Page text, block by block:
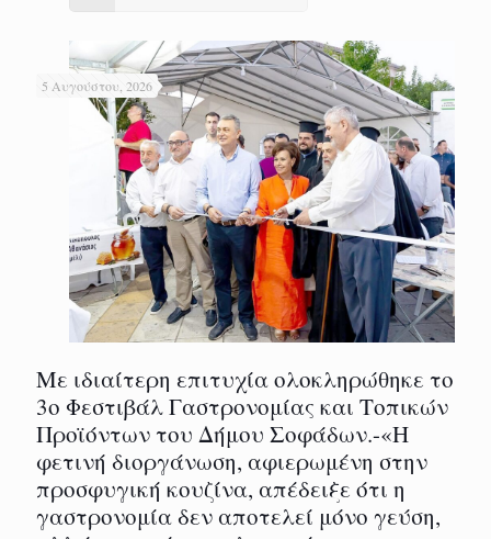
5 Αυγούστου, 2026
Με ιδιαίτερη επιτυχία ολοκληρώθηκε το
3ο Φεστιβάλ Γαστρονομίας και Τοπικών
Προϊόντων του Δήμου Σοφάδων.-«Η
φετινή διοργάνωση, αφιερωμένη στην
προσφυγική κουζίνα, απέδειξε ότι η
γαστρονομία δεν αποτελεί μόνο γεύση,